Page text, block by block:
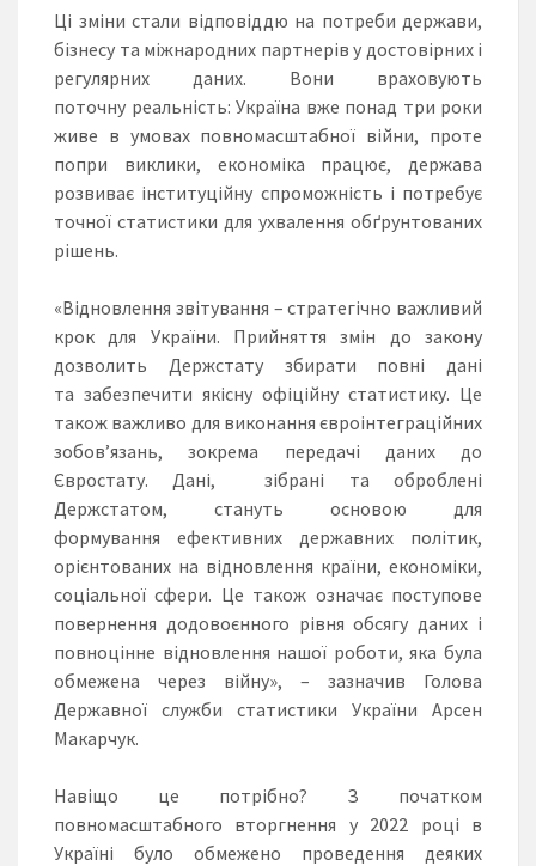
Ці зміни стали відповіддю на потреби держави,
бізнесу та міжнародних партнерів у достовірних і
регулярних даних. Вони враховують
поточну реальність: Україна вже понад три роки
живе в умовах повномасштабної війни, проте
попри виклики, економіка працює, держава
розвиває інституційну спроможність і потребує
точної статистики для ухвалення обґрунтованих
рішень.
«Відновлення звітування – стратегічно важливий
крок для України. Прийняття змін до закону
дозволить Держстату збирати повні дані
та забезпечити якісну офіційну статистику. Це
також важливо для виконання євроінтеграційних
зобов’язань, зокрема передачі даних до
Євростату. Дані, зібрані та оброблені
Держстатом, стануть основою для
формування ефективних державних політик,
орієнтованих на відновлення країни, економіки,
соціальної сфери. Це також означає поступове
повернення додовоєнного рівня обсягу даних і
повноцінне відновлення нашої роботи, яка була
обмежена через війну», – зазначив Голова
Державної служби статистики України Арсен
Макарчук.
Навіщо це потрібно? З початком
повномасштабного вторгнення у 2022 році в
Україні було обмежено проведення деяких